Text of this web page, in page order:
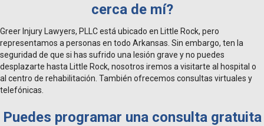
cerca de mí?
Greer Injury Lawyers, PLLC está ubicado en Little Rock, pero
representamos a personas en todo Arkansas. Sin embargo, ten la
seguridad de que si has sufrido una lesión grave y no puedes
desplazarte hasta Little Rock, nosotros iremos a visitarte al hospital o
al centro de rehabilitación. También ofrecemos consultas virtuales y
telefónicas.
Puedes programar una consulta gratuita